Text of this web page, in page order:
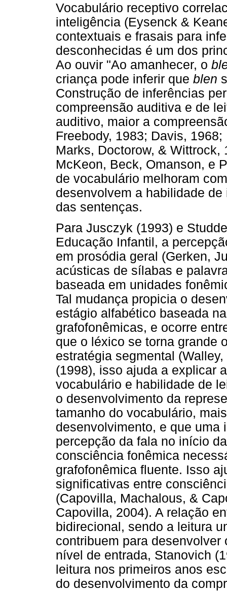
Vocabulário receptivo
inteligência (Eysenck &
contextuais e frasais para
desconhecidas é um dos
Ao ouvir "Ao amanhecer, o
criança pode inferir que blen
Construção de inferências
compreensão auditiva e de
auditivo, maior a
Freebody, 1983; Davis,
Marks, Doctorow, &
McKeon, Beck, Omanson, e
de vocabulário melhoram
desenvolvem a habilidade
das sentenças.
Para Jusczyk (1993) e
Educação Infantil, a
em prosódia geral (Gerken,
acústicas de sílabas e
baseada em unidades
Tal mudança propicia o
estágio alfabético baseada
grafofonêmicas, e ocorre
que o léxico se torna grande
estratégia segmental
(1998), isso ajuda a explicar
vocabulário e habilidade de
o desenvolvimento da
tamanho do vocabulário,
desenvolvimento, e que uma
percepção da fala no início
consciência fonêmica
grafofonêmica fluente. Isso
significativas entre
(Capovilla, Machalous, &
Capovilla, 2004). A relação
bidirecional, sendo a leitura
contribuem para
nível de entrada, Stanovich
leitura nos primeiros anos
do desenvolvimento da